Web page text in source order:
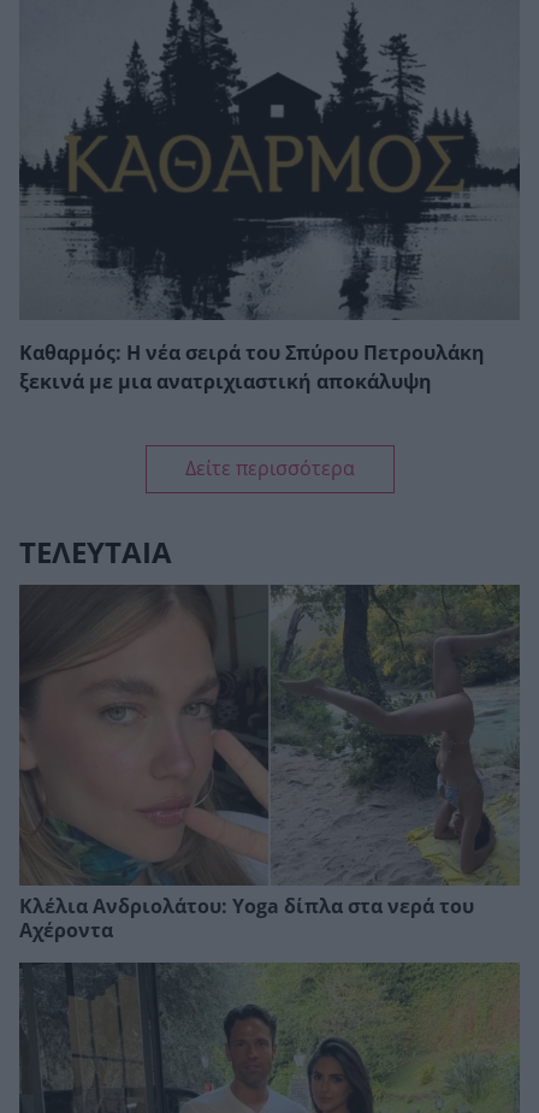
Καθαρμός: Η νέα σειρά του Σπύρου Πετρουλάκη
ξεκινά με μια ανατριχιαστική αποκάλυψη
Δείτε περισσότερα
ΤΕΛΕΥΤΑΙΑ
Κλέλια Ανδριολάτου: Yoga δίπλα στα νερά του
Αχέροντα